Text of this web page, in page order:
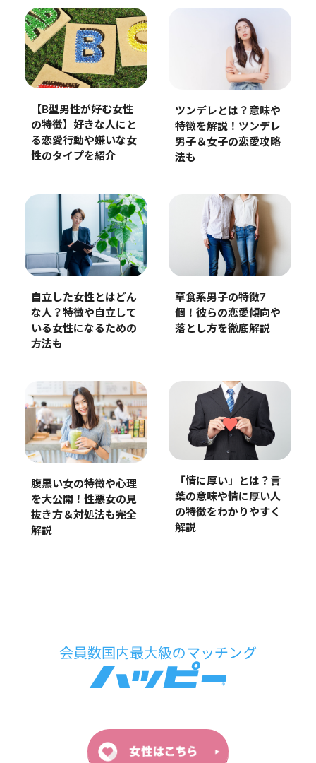
【B型男性が好む女性
の特徴】好きな人にと
る恋愛行動や嫌いな女
性のタイプを紹介
ツンデレとは？意味や
特徴を解説！ツンデレ
男子＆女子の恋愛攻略
法も
自立した女性とはどん
な人？特徴や自立して
いる女性になるための
方法も
草食系男子の特徴7
個！彼らの恋愛傾向や
落とし方を徹底解説
腹黒い女の特徴や心理
を大公開！性悪女の見
抜き方＆対処法も完全
解説
「情に厚い」とは？言
葉の意味や情に厚い人
の特徴をわかりやすく
解説